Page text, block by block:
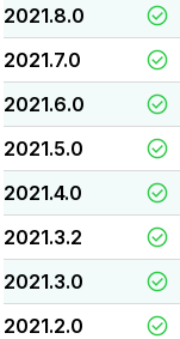
2021.8.0
2021.7.0
2021.6.0
2021.5.0
2021.4.0
2021.3.2
2021.3.0
2021.2.0